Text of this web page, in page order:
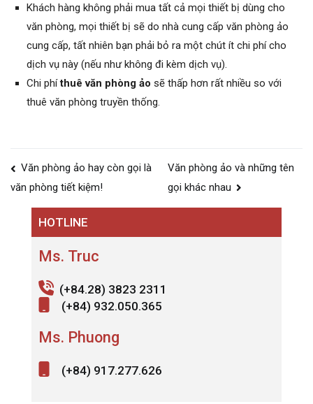
Khách hàng không phải mua tất cả mọi thiết bị dùng cho
văn phòng, mọi thiết bị sẽ do nhà cung cấp văn phòng ảo
cung cấp, tất nhiên bạn phải bỏ ra một chút ít chi phí cho
dịch vụ này (nếu như không đi kèm dịch vụ).
Chi phíthuê văn phòng ảo sẽ thấp hơn rất nhiều so với
thuê văn phòng truyền thống.
Điều
hướng
Văn phòng ảo hay còn gọi là
văn phòng tiết kiệm!
Văn phòng ảo và những tên
gọi khác nhau
HOTLINE
Ms. Truc
(+84.28) 3823 2311
(+84) 932.050.365
Ms. Phuong
(+84) 917.277.626